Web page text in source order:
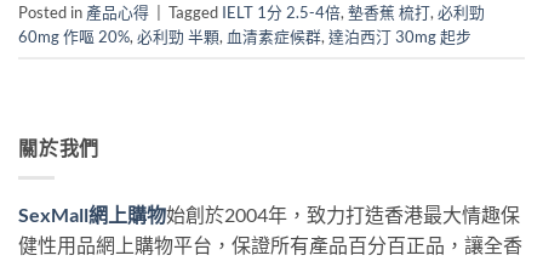
Posted in 產品心得 Tagged IELT 1分 2.5-4倍, 墊香蕉 梳打, 必利勁
60mg 作嘔 20%, 必利勁 半顆, 血清素症候群, 達泊西汀 30mg 起步
關於我們
SexMall網上購物始創於2004年，致力打造香港最大情趣保
健性用品網上購物平台，保證所有產品百分百正品，讓全香